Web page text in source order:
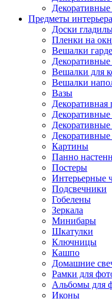
Декоративные
Предметы интерьера
Доски
Пленки на
Вешалки
Вешалки для
Вешалки
Вазы
Декоративная
Декоративные
Картины
Панно
Постеры
Интерьерные
Подсвечники
Гобелены
Зеркала
Минибары
Шкатулки
Ключницы
Кашпо
Домашние
Рамки для
Альбомы для
Иконы